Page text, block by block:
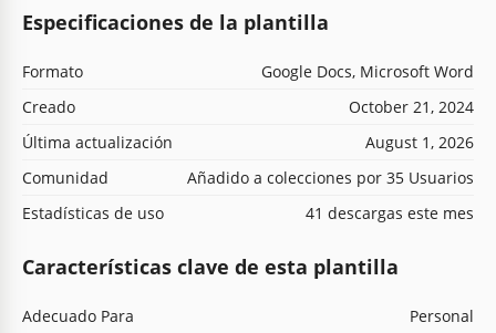
Especificaciones de la plantilla
Formato
Google Docs, Microsoft Word
Creado
October 21, 2024
Última actualización
August 1, 2026
Comunidad
Añadido a colecciones por 35 Usuarios
Estadísticas de uso
41 descargas este mes
Características clave de esta plantilla
Adecuado Para
Personal